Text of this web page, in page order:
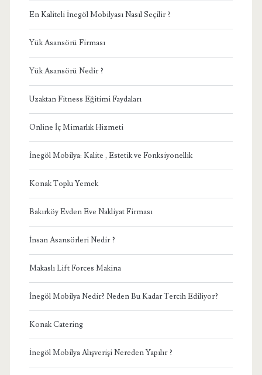
En Kaliteli İnegöl Mobilyası Nasıl Seçilir ?
Yük Asansörü Firması
Yük Asansörü Nedir ?
Uzaktan Fitness Eğitimi Faydaları
Online İç Mimarlık Hizmeti
İnegöl Mobilya: Kalite , Estetik ve Fonksiyonellik
Konak Toplu Yemek
Bakırköy Evden Eve Nakliyat Firması
İnsan Asansörleri Nedir ?
Makaslı Lift Forces Makina
İnegöl Mobilya Nedir? Neden Bu Kadar Tercih Ediliyor?
Konak Catering
İnegöl Mobilya Alışverişi Nereden Yapılır ?